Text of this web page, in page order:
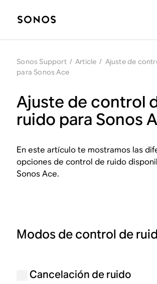
Sonos Support / Article / Ajuste de
para Sonos Ace
Ajuste de control
ruido para Sonos
En este artículo te mostramos las
opciones de control de ruido
Sonos Ace.
Modos de control de
Cancelación de ruido